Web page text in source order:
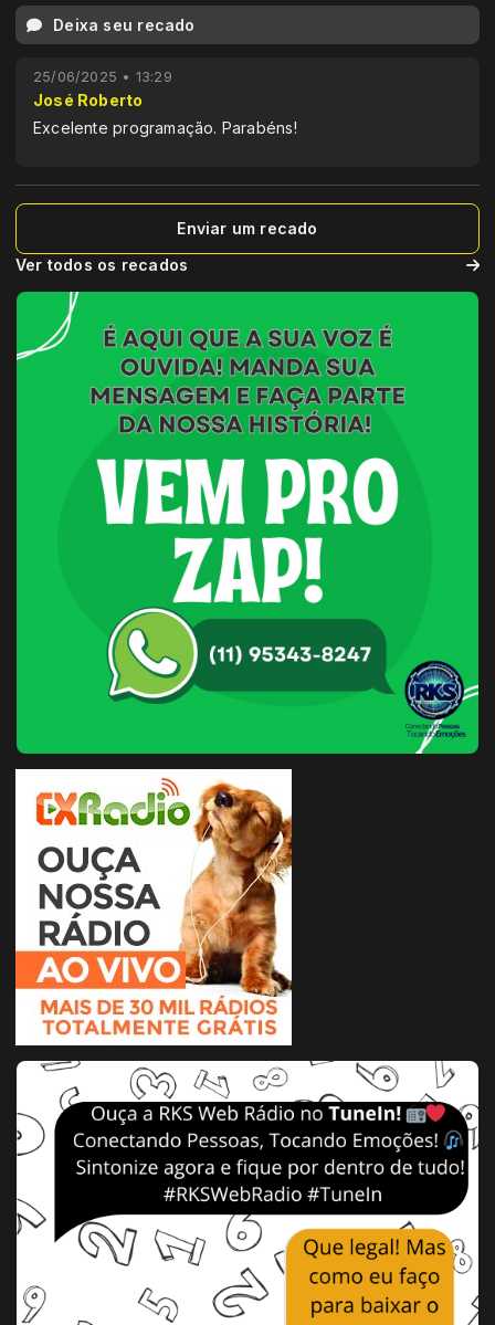
Deixa seu recado
José Roberto
25/06/2025 • 13:29
Excelente programação. Parabéns!
Enviar um recado
Ver todos os recados